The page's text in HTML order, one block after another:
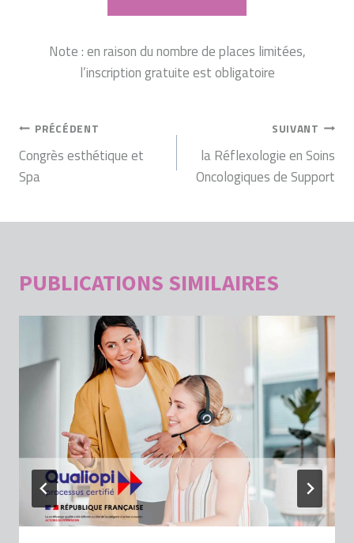
Note : en raison du nombre de places limitées,
l’inscription gratuite est obligatoire
NAVIGATION
DE
L’ARTICLE
PRÉCÉDENT
Congrès esthétique et
Spa
SUIVANT
la Réflexologie en Soins
Oncologiques de Support
PUBLICATIONS SIMILAIRES